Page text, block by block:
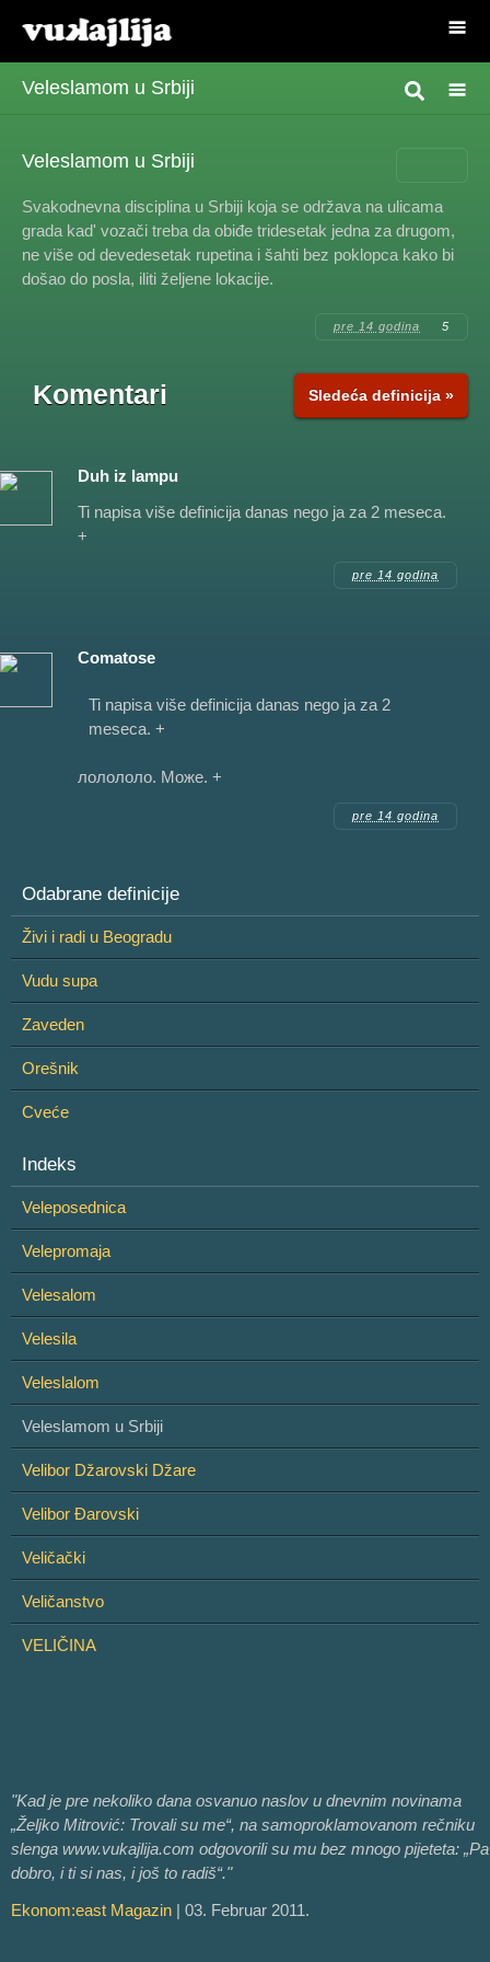
Veleslamom u Srbiji
Veleslamom u Srbiji
Svakodnevna disciplina u Srbiji koja se održava na ulicama
grada kad' vozači treba da obiđe tridesetak jedna za drugom,
ne više od devedesetak rupetina i šahti bez poklopca kako bi
došao do posla, iliti željene lokacije.
pre 14 godina 5
Sledeća definicija »
Komentari
Duh iz lampu
Ti napisa više definicija danas nego ja za 2 meseca.
+
pre 14 godina
Comatose
Ti napisa više definicija danas nego ja za 2
meseca. +
лолололо. Може. +
pre 14 godina
Odabrane definicije
Živi i radi u Beogradu
Vudu supa
Zaveden
Orešnik
Cveće
Indeks
Veleposednica
Velepromaja
Velesalom
Velesila
Veleslalom
Veleslamom u Srbiji
Velibor Džarovski Džare
Velibor Đarovski
Veličački
Veličanstvo
VELIČINA
"Kad je pre nekoliko dana osvanuo naslov u dnevnim novinama
„Željko Mitrović: Trovali su me“, na samoproklamovanom rečniku
slenga www.vukajlija.com odgovorili su mu bez mnogo pijeteta: „Pa
dobro, i ti si nas, i još to radiš“."
Ekonom:east Magazin | 03. Februar 2011.